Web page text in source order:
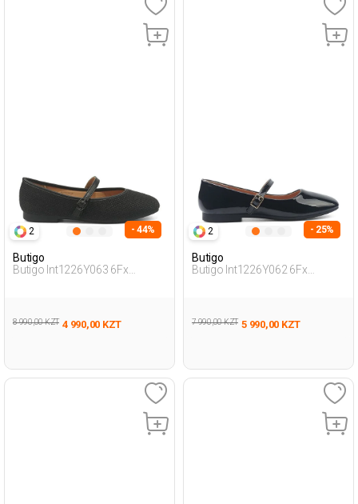
2 - 44%
Butigo
Butigo Int1226Y063 6Fx
8 990,00 KZT 4 990,00 KZT
2 - 25%
Butigo
Butigo Int1226Y062 6Fx
7 990,00 KZT 5 990,00 KZT